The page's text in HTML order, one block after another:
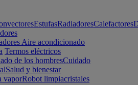
EstufasRadiadoresCalefactores
Aire acondicionado
Termos eléctricos
de los hombresCuidado
Salud y bienestar
vaporRobot limpiacristales